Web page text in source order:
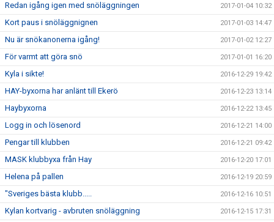
Redan igång igen med snöläggningen 2017-01-04 10:32
Kort paus i snöläggnignen 2017-01-03 14:47
Nu är snökanonerna igång! 2017-01-02 12:27
För varmt att göra snö 2017-01-01 16:20
Kyla i sikte! 2016-12-29 19:42
HAY-byxorna har anlänt till Ekerö 2016-12-23 13:14
Haybyxorna 2016-12-22 13:45
Logg in och lösenord 2016-12-21 14:00
Pengar till klubben 2016-12-21 09:42
MASK klubbyxa från Hay 2016-12-20 17:01
Helena på pallen 2016-12-19 20:59
"Sveriges bästa klubb..... 2016-12-16 10:51
Kylan kortvarig - avbruten snöläggning 2016-12-15 17:31